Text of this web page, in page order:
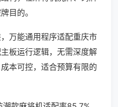
目的。
万能通用程序适配重庆市
板运行逻辑，无需深度解
本可控，适合预算有限的